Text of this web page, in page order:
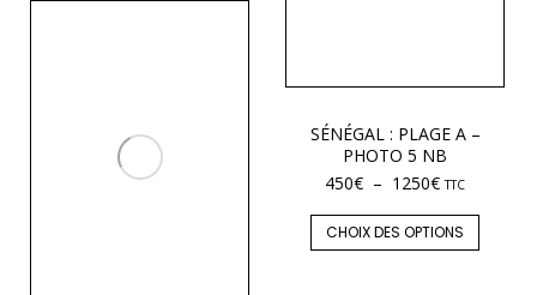
SÉNÉGAL : PLAGE A –
PHOTO 5 NB
450€ – 1250€ TTC
CHOIX DES OPTIONS